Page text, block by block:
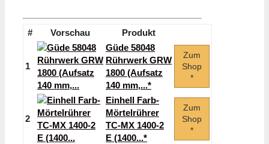
# Vorschau Produkt
1
Güde 58048
Rührwerk GRW
1800 (Aufsatz
140 mm,...*
Zum
Shop
*
2
Einhell Farb-
Mörtelrührer
TC-MX 1400-2
E (1400...*
Zum
Shop
*